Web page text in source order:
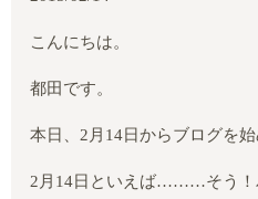
こんにちは。
都田です。
本日、2月14日からブログを始
2月14日といえば………そう！